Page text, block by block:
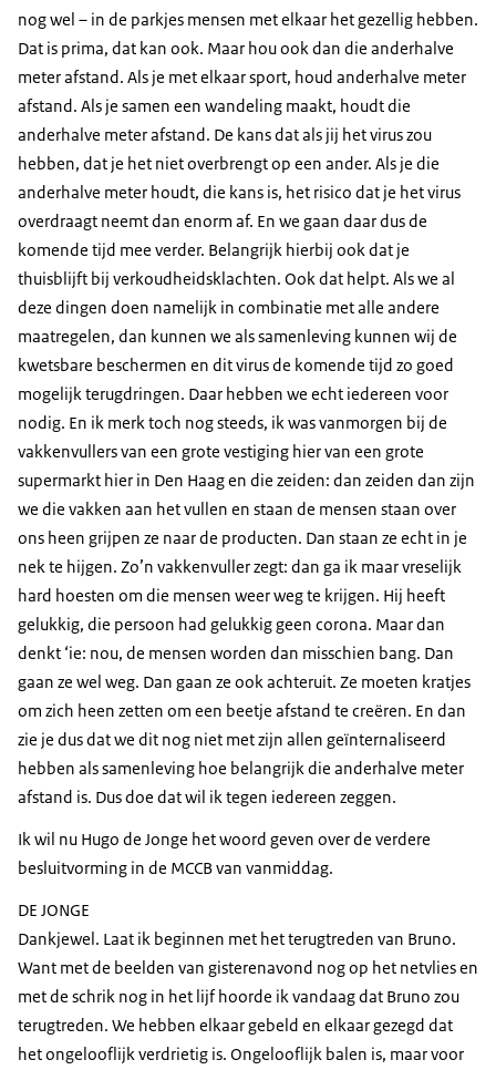
nog wel – in de parkjes mensen met elkaar het gezellig hebben.
Dat is prima, dat kan ook. Maar hou ook dan die anderhalve
meter afstand. Als je met elkaar sport, houd anderhalve meter
afstand. Als je samen een wandeling maakt, houdt die
anderhalve meter afstand. De kans dat als jij het virus zou
hebben, dat je het niet overbrengt op een ander. Als je die
anderhalve meter houdt, die kans is, het risico dat je het virus
overdraagt neemt dan enorm af. En we gaan daar dus de
komende tijd mee verder. Belangrijk hierbij ook dat je
thuisblijft bij verkoudheidsklachten. Ook dat helpt. Als we al
deze dingen doen namelijk in combinatie met alle andere
maatregelen, dan kunnen we als samenleving kunnen wij de
kwetsbare beschermen en dit virus de komende tijd zo goed
mogelijk terugdringen. Daar hebben we echt iedereen voor
nodig. En ik merk toch nog steeds, ik was vanmorgen bij de
vakkenvullers van een grote vestiging hier van een grote
supermarkt hier in Den Haag en die zeiden: dan zeiden dan zijn
we die vakken aan het vullen en staan de mensen staan over
ons heen grijpen ze naar de producten. Dan staan ze echt in je
nek te hijgen. Zo’n vakkenvuller zegt: dan ga ik maar vreselijk
hard hoesten om die mensen weer weg te krijgen. Hij heeft
gelukkig, die persoon had gelukkig geen corona. Maar dan
denkt ‘ie: nou, de mensen worden dan misschien bang. Dan
gaan ze wel weg. Dan gaan ze ook achteruit. Ze moeten kratjes
om zich heen zetten om een beetje afstand te creëren. En dan
zie je dus dat we dit nog niet met zijn allen geïnternaliseerd
hebben als samenleving hoe belangrijk die anderhalve meter
afstand is. Dus doe dat wil ik tegen iedereen zeggen.
Ik wil nu Hugo de Jonge het woord geven over de verdere
besluitvorming in de MCCB van vanmiddag.
DE JONGE
Dankjewel. Laat ik beginnen met het terugtreden van Bruno.
Want met de beelden van gisterenavond nog op het netvlies en
met de schrik nog in het lijf hoorde ik vandaag dat Bruno zou
terugtreden. We hebben elkaar gebeld en elkaar gezegd dat
het ongelooflijk verdrietig is. Ongelooflijk balen is, maar voor